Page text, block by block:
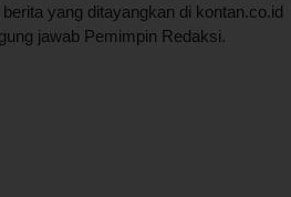
yang ditayangkan di kontan.co.id
jawab Pemimpin Redaksi.